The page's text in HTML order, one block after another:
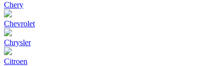
Chery
Chevrolet
Chrysler
Citroen